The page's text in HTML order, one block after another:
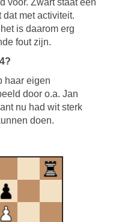
voor. Zwart staat een
met activiteit.
is daarom erg
fout zijn.
haar eigen
door o.a. Jan
nu had wit sterk
doen.